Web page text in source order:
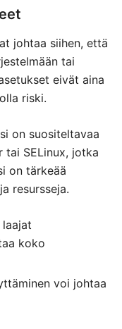
johtaa siihen, että
tai
eivät aina
riski.
on suositeltavaa
tai SELinux, jotka
on tärkeää
resursseja.
koko
voi johtaa